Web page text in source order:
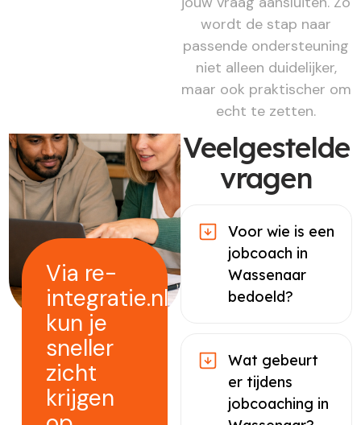
wordt de stap naar
passende ondersteuning
niet alleen duidelijker,
maar ook praktischer om
echt te zetten.
Via re-
integratie.nl
kun je
sneller
zicht
krijgen
Veelgestelde
vragen
Voor wie is een
jobcoach in
Wassenaar
bedoeld?
Wat gebeurt
er tijdens
jobcoaching in